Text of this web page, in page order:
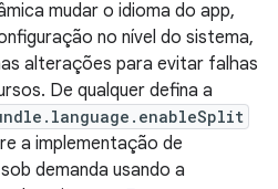
mudar o idioma do app,
no nível do sistema,
alterações para evitar falhas
De qualquer defina a
a implementação de
demanda usando a